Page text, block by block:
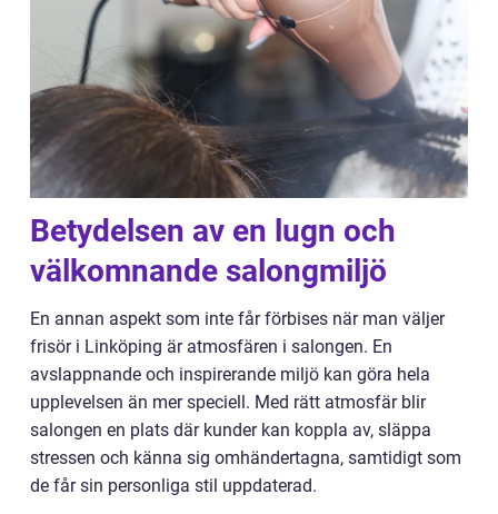
Betydelsen av en lugn och
välkomnande salongmiljö
En annan aspekt som inte får förbises när man väljer
frisör i Linköping är atmosfären i salongen. En
avslappnande och inspirerande miljö kan göra hela
upplevelsen än mer speciell. Med rätt atmosfär blir
salongen en plats där kunder kan koppla av, släppa
stressen och känna sig omhändertagna, samtidigt som
de får sin personliga stil uppdaterad.